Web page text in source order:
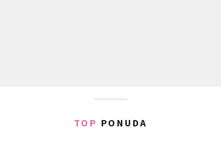
TOP PONUDA